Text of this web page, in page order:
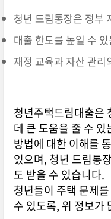
청년 드림통장은 정부
대출 한도를 높일 수
재정 교육과 자산 관리
청년주택드림대출은
데 큰 도움을 줄 수
방법에 대한 이해를
있으며, 청년 드림통
도 받을 수 있습니다.
청년들이 주택 문제
수 있도록, 위 정보가